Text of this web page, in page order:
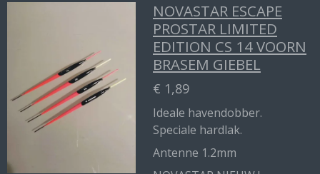
NOVASTAR ESCAPE
PROSTAR LIMITED
EDITION CS 14 VOORN
BRASEM GIEBEL
€ 1,89
Ideale havendobber.
Speciale hardlak.
Antenne 1.2mm